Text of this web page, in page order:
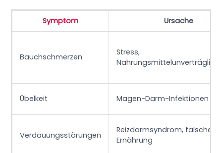
Symptom Ursache
Bauchschmerzen
Stress,
Übelkeit Magen-Darm-Infektionen
Verdauungsstörungen
Reizdarmsyndrom, falsche
Ernährung